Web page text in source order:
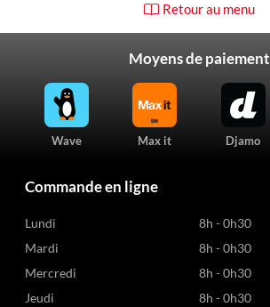
Retour au menu
Moyens de paiement
Wave Max it Djamo
Commande en ligne
Lundi
8h - 0h30
Mardi
8h - 0h30
Mercredi
8h - 0h30
Jeudi
8h - 0h30